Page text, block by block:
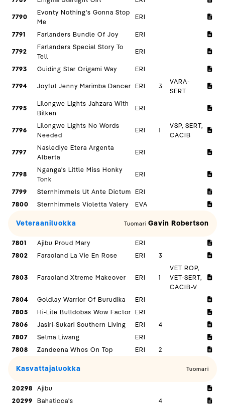
7790
Evonty Nothing's Gonna Stop
Me
ERI
7791 Farlanders Bundle Of Joy ERI
7792
Farlanders Special Story To
Tell
ERI
7793 Guiding Star Origami Way ERI
7794 Joyful Jenny Marimba Dancer ERI 3
VARA-
SERT
7795
Lilongwe Lights Jahzara With
Bilken
ERI
7796
Lilongwe Lights No Words
Needed
ERI 1
VSP, SERT,
CACIB
7797
Naslediye Etera Argenta
Alberta
ERI
7798
Nganga's Little Miss Honky
Tonk
ERI
7799 Sternhimmels Ut Ante Dictum ERI
7800
Sternhimmels Violetta Valery EVA
Veteraaniluokka Tuomari Gavin Robertson
7801 Ajibu Proud Mary
ERI
7802
Faraoland La Vie En Rose ERI 3
7803 Faraoland Xtreme Makeover ERI 1
VET ROP,
VET-SERT,
CACIB-V
7804
Goldlay Warrior Of Burudika
ERI
7805
Hi-Lite Bulldobas Wow Factor ERI
7806
Jasiri-Sukari Southern Living ERI
4
7807
Selma Liwang
ERI
7808
Zandeena Whos On Top ERI 2
Kasvattajaluokka Tuomari
20298
Ajibu
20299
Bahaticca's 4